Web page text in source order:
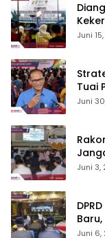
Juni
Tuai
Juni
Juni 3,
Juni 6,